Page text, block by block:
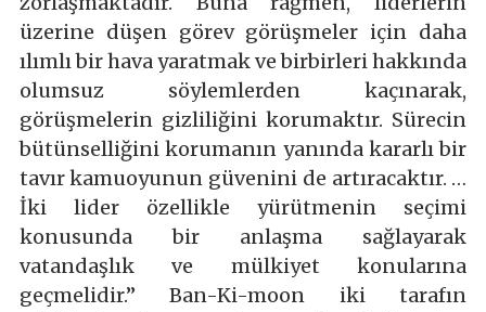
üzerine düşen görev görüşmeler için daha
ılımlı bir hava yaratmak ve birbirleri hakkında
olumsuz söylemlerden kaçınarak,
görüşmelerin gizliliğini korumaktır. Sürecin
bütünselliğini korumanın yanında kararlı bir
tavır kamuoyunun güvenini de artıracaktır. …
İki lider özellikle yürütmenin seçimi
konusunda bir anlaşma sağlayarak
vatandaşlık ve mülkiyet konularına
geçmelidir.” Ban-Ki-moon iki tarafın